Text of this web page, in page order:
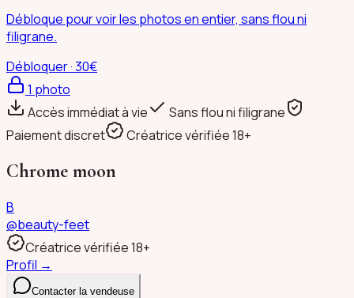
Débloque pour voir les photos en entier, sans flou ni
filigrane.
Débloquer · 30€
1 photo
Accès immédiat à vie
Sans flou ni filigrane
Paiement discret
Créatrice vérifiée 18+
Chrome moon
B
@beauty-feet
Créatrice vérifiée 18+
Profil →
Contacter la vendeuse